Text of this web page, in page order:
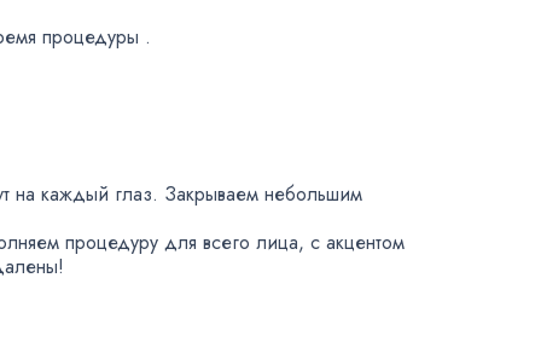
процедуры .
на каждый глаз. Закрываем небольшим
процедуру для всего лица, с акцентом